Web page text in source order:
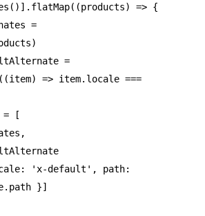
()] .flatMap((products) => {
=
=
((item) => item.locale ===
= [
,
: 'x-default' , path:
.path }]